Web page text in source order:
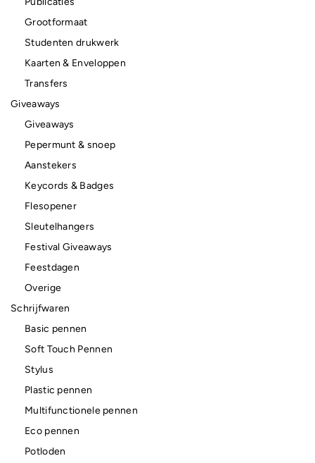
Grootformaat
Studenten drukwerk
Kaarten & Enveloppen
Transfers
Giveaways
Giveaways
Pepermunt & snoep
Aanstekers
Keycords & Badges
Flesopener
Sleutelhangers
Festival Giveaways
Feestdagen
Overige
Schrijfwaren
Basic pennen
Soft Touch Pennen
Stylus
Plastic pennen
Multifunctionele pennen
Eco pennen
Potloden